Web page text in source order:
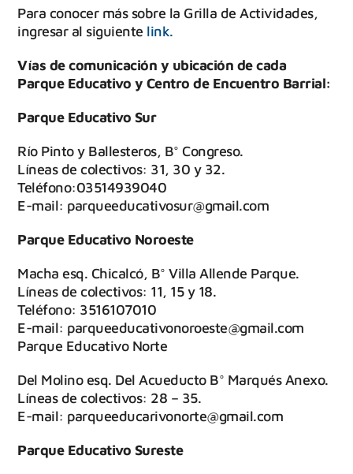
Para conocer más sobre la Grilla de Actividades,
ingresar al siguiente link.
Vías de comunicación y ubicación de cada
Parque Educativo y Centro de Encuentro Barrial:
Parque Educativo Sur
Río Pinto y Ballesteros, B° Congreso.
Líneas de colectivos: 31, 30 y 32.
Teléfono:03514939040
E-mail: parqueeducativosur@gmail.com
Parque Educativo Noroeste
Macha esq. Chicalcó, B° Villa Allende Parque.
Líneas de colectivos: 11, 15 y 18.
Teléfono: 3516107010
E-mail: parqueeducativonoroeste@gmail.com
Parque Educativo Norte
Del Molino esq. Del Acueducto B° Marqués Anexo.
Líneas de colectivos: 28 – 35.
E-mail: parqueeducarivonorte@gmail.com
Parque Educativo Sureste